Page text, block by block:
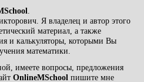
.
Я владелец и автор этого
материал, а также
и калькуляторы, которыми Вы
математики.
имеете вопросы, предложения
OnlineMSchool пишите мне